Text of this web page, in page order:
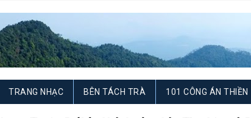
TRANG NHẠC BÊN TÁCH TRÀ 101 CÔNG ÁN THIỀN